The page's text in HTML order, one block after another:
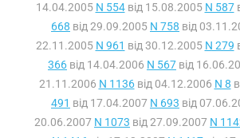
14.04.2005 N 554від 15.08.2005 N 587
668 від 29.09.2005 N 758 від
22.11.2005 N 961 від 30.12.2005 N 279
366 від 14.04.2006 N 567 від
21.11.2006 N 1136від 04.12.2006 N 8
491 від 17.04.2007 N 693 від
20.06.2007 N 1073 від 27.09.2007 N